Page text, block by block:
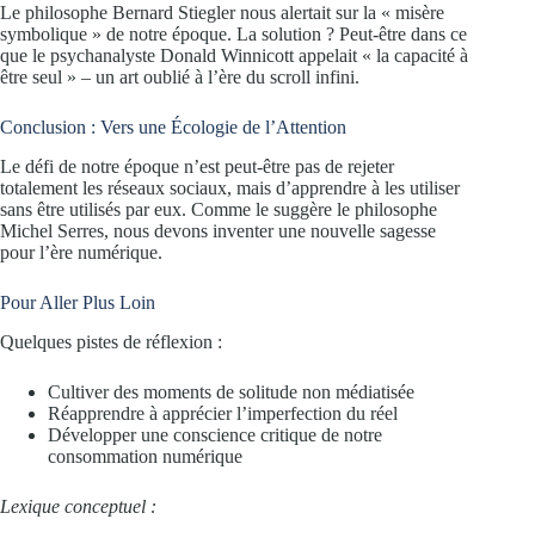
Le philosophe Bernard Stiegler nous alertait sur la « misère
symbolique » de notre époque. La solution ? Peut-être dans ce
que le psychanalyste Donald Winnicott appelait « la capacité à
être seul » – un art oublié à l’ère du scroll infini.
Conclusion : Vers une Écologie de l’Attention
Le défi de notre époque n’est peut-être pas de rejeter
totalement les réseaux sociaux, mais d’apprendre à les utiliser
sans être utilisés par eux. Comme le suggère le philosophe
Michel Serres, nous devons inventer une nouvelle sagesse
pour l’ère numérique.
Pour Aller Plus Loin
Quelques pistes de réflexion :
Cultiver des moments de solitude non médiatisée
Réapprendre à apprécier l’imperfection du réel
Développer une conscience critique de notre
consommation numérique
Lexique conceptuel :